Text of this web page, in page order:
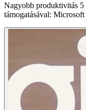
Nagyobb produktivitás 5
támogatásával: